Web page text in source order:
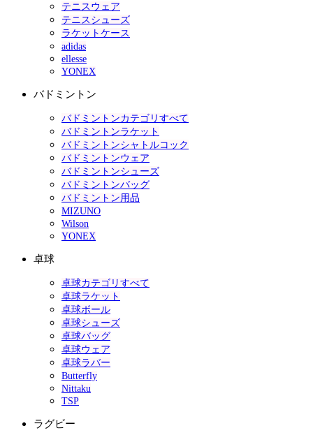
テニスウェア
テニスシューズ
ラケットケース
adidas
ellesse
YONEX
バドミントン
バドミントンカテゴリすべて
バドミントンラケット
バドミントンシャトルコック
バドミントンウェア
バドミントンシューズ
バドミントンバッグ
バドミントン用品
MIZUNO
Wilson
YONEX
卓球
卓球カテゴリすべて
卓球ラケット
卓球ボール
卓球シューズ
卓球バッグ
卓球ウェア
卓球ラバー
Butterfly
Nittaku
TSP
ラグビー